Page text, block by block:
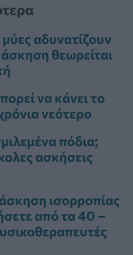
μύες αδυνατίζουν
θεωρείται
να κάνει το
νεότερο
πόδια;
ασκήσεις
ισορροπίας
από τα 40 –